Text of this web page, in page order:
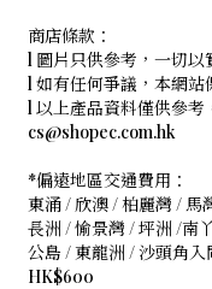
商店條款：
l 圖片只供參考，一切以
l 如有任何爭議，本網站
l 以上產品資料僅供參
cs@shopec.com.hk
*偏遠地區交通費用：
東涌 / 欣澳 / 柏麗灣 / 馬
長洲 / 愉景灣 / 坪洲 /南
公島 / 東龍洲 / 沙頭角
HK$600